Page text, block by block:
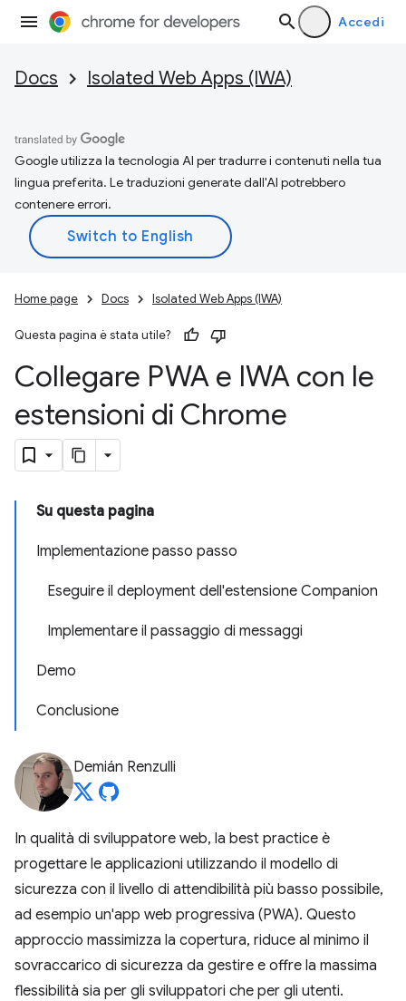
Accedi
Docs Isolated Web Apps (IWA)
Google utilizza la tecnologia AI per tradurre i contenuti nella tua
lingua preferita. Le traduzioni generate dall'AI potrebbero
contenere errori.
Home page Docs Isolated Web Apps (IWA)
Questa pagina è stata utile?
Collegare PWA e IWA con le
estensioni di Chrome
Su questa pagina
Implementazione passo passo
Eseguire il deployment dell'estensione Companion
Implementare il passaggio di messaggi
Demo
Conclusione
Demián Renzulli
In qualità di sviluppatore web, la best practice è
progettare le applicazioni utilizzando il modello di
sicurezza con il livello di attendibilità più basso possibile,
ad esempio un'app web progressiva (PWA). Questo
approccio massimizza la copertura, riduce al minimo il
sovraccarico di sicurezza da gestire e offre la massima
flessibilità sia per gli sviluppatori che per gli utenti.